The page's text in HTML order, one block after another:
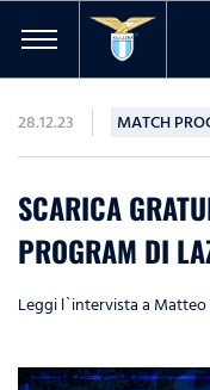
28.12.23 MATCH
SCARICA
PROGRAM DI
Leggi l`intervista a